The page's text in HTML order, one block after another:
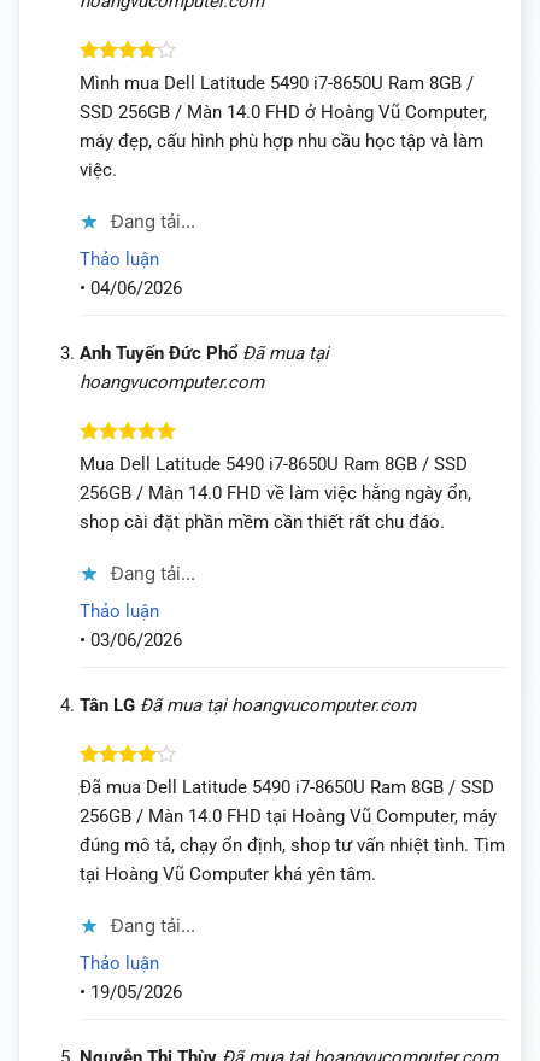
Được
45 sao
Mình mua Dell Latitude 5490 i7-8650U Ram 8GB /
SSD 256GB / Màn 14.0 FHD ở Hoàng Vũ Computer,
máy đẹp, cấu hình phù hợp nhu cầu học tập và làm
việc.
Đang tải...
Thảo luận
• 04/06/2026
Anh Tuyến Đức Phổ Đã mua tại
hoangvucomputer.com
Được xếp
sao
Mua Dell Latitude 5490 i7-8650U Ram 8GB / SSD
256GB / Màn 14.0 FHD về làm việc hằng ngày ổn,
shop cài đặt phần mềm cần thiết rất chu đáo.
Đang tải...
Thảo luận
• 03/06/2026
Tân LG Đã mua tại hoangvucomputer.com
Được
45 sao
Đã mua Dell Latitude 5490 i7-8650U Ram 8GB / SSD
256GB / Màn 14.0 FHD tại Hoàng Vũ Computer, máy
đúng mô tả, chạy ổn định, shop tư vấn nhiệt tình. Tìm
tại Hoàng Vũ Computer khá yên tâm.
Đang tải...
Thảo luận
• 19/05/2026